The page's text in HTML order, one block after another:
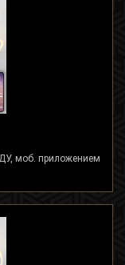
моб. приложением